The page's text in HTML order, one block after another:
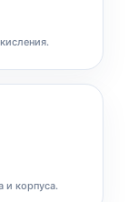
и корпуса.